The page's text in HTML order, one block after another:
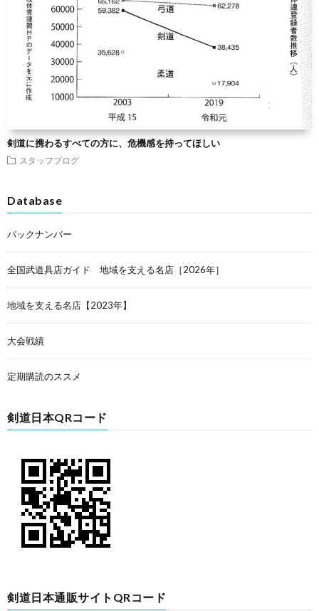
剣道に携わるすべての方に、危機感を持ってほしい
スタッフブログ
Database
バックナンバー
全国武道具店ガイド 地域を支える名店［2026年］
地域を支える名店【2023年】
大会戦績
定期購読のススメ
剣道日本QRコード
剣道日本通販サイトQRコード